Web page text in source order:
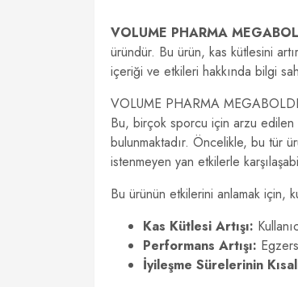
VOLUME PHARMA
üründür. Bu ürün, kas kütlesini
içeriği ve etkileri hakkında bilgi
VOLUME PHARMA
Bu, birçok sporcu için arzu edilen
bulunmaktadır. Öncelikle, bu tür
istenmeyen yan etkilerle
Bu ürünün etkilerini anlamak için,
Kas Kütlesi Artışı:
Performans Artışı:
İyileşme Sürelerinin